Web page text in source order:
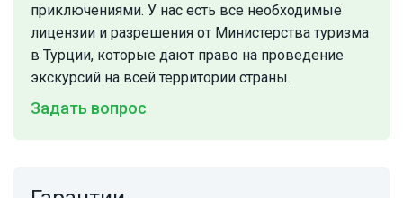
приключениями. У нас есть все необходимые
лицензии и разрешения от Министерства туризма
в Турции, которые дают право на проведение
экскурсий на всей территории страны.
Задать вопрос